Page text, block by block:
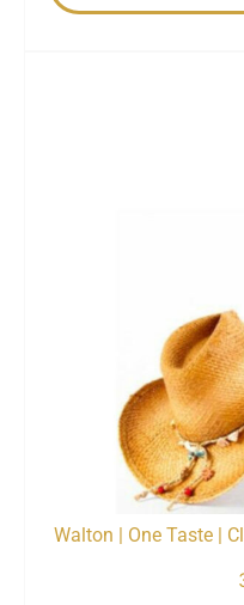
Walton | One Taste |